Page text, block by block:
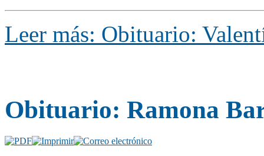
Leer más: Obituario:
Obituario: Ramona